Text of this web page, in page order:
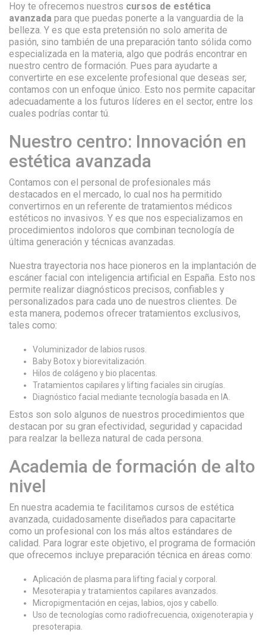
Hoy te ofrecemos nuestros cursos de estética
avanzada para que puedas ponerte a la vanguardia de la
belleza. Y es que esta pretensión no solo amerita de
pasión, sino también de una preparación tanto sólida como
especializada en la materia, algo que podrás encontrar en
nuestro centro de formación. Pues para ayudarte a
convertirte en ese excelente profesional que deseas ser,
contamos con un enfoque único. Esto nos permite capacitar
adecuadamente a los futuros líderes en el sector, entre los
cuales podrías contar tú.
Nuestro centro: Innovación en
estética avanzada
Contamos con el personal de profesionales más
destacados en el mercado, lo cual nos ha permitido
convertirnos en un referente de tratamientos médicos
estéticos no invasivos. Y es que nos especializamos en
procedimientos indoloros que combinan tecnología de
última generación y técnicas avanzadas.
Nuestra trayectoria nos hace pioneros en la implantación de
escáner facial con inteligencia artificial en España. Esto nos
permite realizar diagnósticos precisos, confiables y
personalizados para cada uno de nuestros clientes. De
esta manera, podemos ofrecer tratamientos exclusivos,
tales como:
Voluminizador de labios rusos.
Baby Botox y biorevitalización.
Hilos de colágeno y bio placentas.
Tratamientos capilares y lifting faciales sin cirugías.
Diagnóstico facial mediante tecnología basada en IA.
Estos son solo algunos de nuestros procedimientos que
destacan por su gran efectividad, seguridad y capacidad
para realzar la belleza natural de cada persona.
Academia de formación de alto
nivel
En nuestra academia te facilitamos cursos de estética
avanzada, cuidadosamente diseñados para capacitarte
como un profesional con los más altos estándares de
calidad. Para lograr este objetivo, el programa de formación
que ofrecemos incluye preparación técnica en áreas como:
Aplicación de plasma para lifting facial y corporal.
Mesoterapia y tratamientos capilares avanzados.
Micropigmentación en cejas, labios, ojos y cabello.
Uso de tecnologías como radiofrecuencia, oxigenoterapia y
presoterapia.